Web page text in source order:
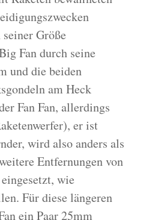
Größe
Fan durch seine
und die beiden
am Heck
Fan Fan, allerdings
er ist
wird also anders als
Entfernungen von
wie
Für diese längeren
ein Paar 25mm